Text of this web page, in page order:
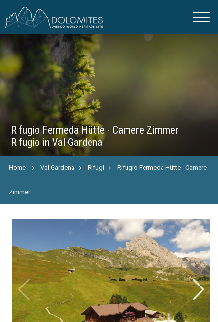
Rifugio Fermeda Hütte - Camere Zimmer
Rifugio in Val Gardena
Home Val Gardena Rifugi Rifugio Fermeda Hütte - Camere
Zimmer